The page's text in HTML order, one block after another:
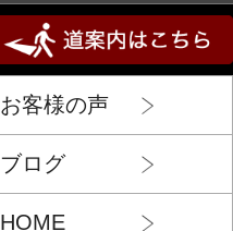
お客様の声
ブログ
HOME